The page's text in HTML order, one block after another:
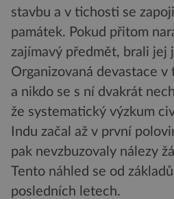
stavbu a v tichosti se
památek. Pokud přitom
zajímavý předmět, brali jej
Organizovaná devastace
a nikdo se s ní dvakrát
že systematický výzkum
Indu začal až v první
pak nevzbuzovaly nálezy
Tento náhled se od
posledních letech.